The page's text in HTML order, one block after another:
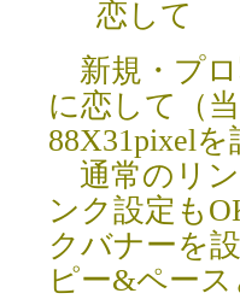
新規・プロ
に恋して（
88X31pixel
通常のリン
ンク設定も
クバナーを
ピー&ペー